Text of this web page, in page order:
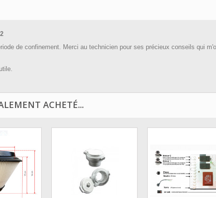
de confinement. Merci au technicien pour ses précieux conseils qui
ACHETÉ...